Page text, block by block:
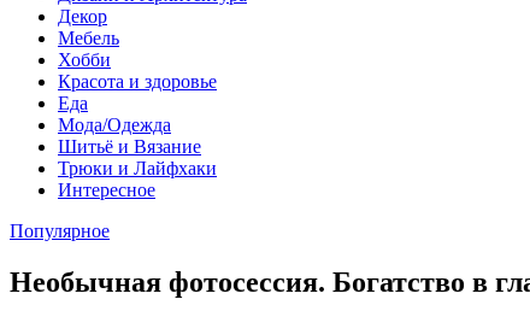
Декор
Мебель
Хобби
Красота и здоровье
Еда
Мода/Одежда
Шитьё и Вязание
Трюки и Лайфхаки
Интересное
Популярное
Необычная фотосессия. Богатство в